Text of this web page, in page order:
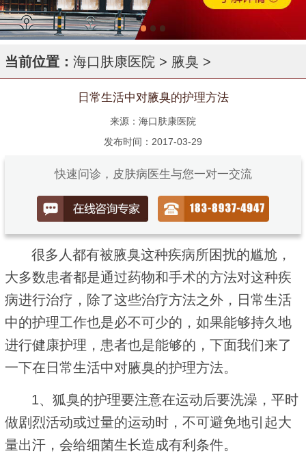
当前位置： 海口肤康医院 > 腋臭 >
日常生活中对腋臭的护理方法
来源：海口肤康医院
发布时间：2017-03-29
快速问诊，皮肤病医生与您一对一交流
很多人都有被腋臭这种疾病所困扰的尴尬，
大多数患者都是通过药物和手术的方法对这种疾
病进行治疗，除了这些治疗方法之外，日常生活
中的护理工作也是必不可少的，如果能够持久地
进行健康护理，患者也是能够的，下面我们来了
一下在日常生活中对腋臭的护理方法。
1、狐臭的护理要注意在运动后要洗澡，平时
做剧烈活动或过量的运动时，不可避免地引起大
量出汗，会给细菌生长造成有利条件。